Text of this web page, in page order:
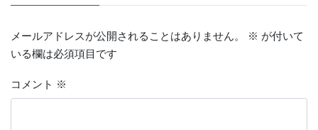
メールアドレスが公開されることはありません。 ※ が付いて
いる欄は必須項目です
コメント ※